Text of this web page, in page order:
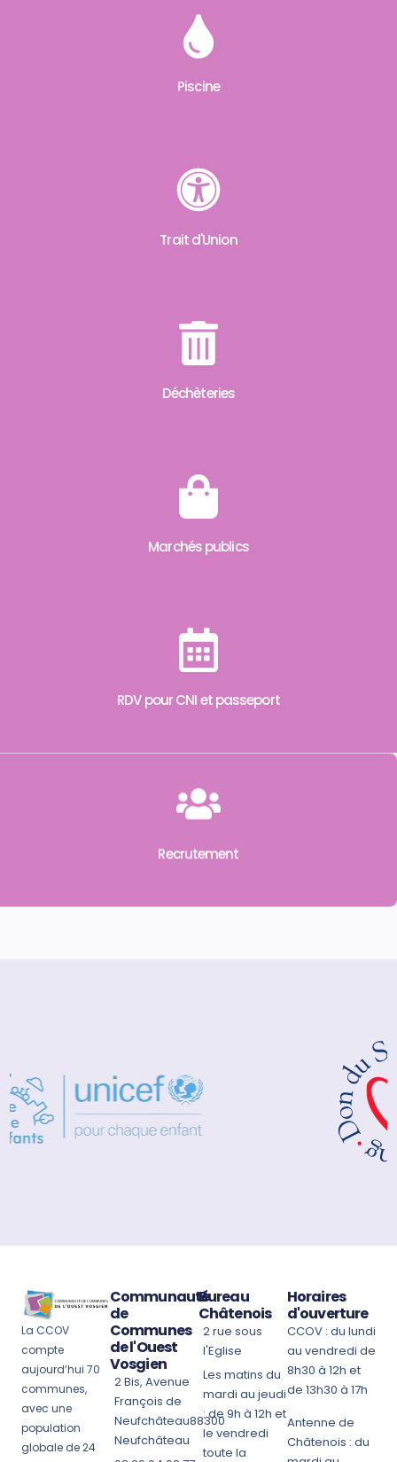
Piscine
Trait d'Union
Déchèteries
Marchés publics
RDV pour CNI et passeport
Recrutement
La CCOV
compte
aujourd’hui 70
communes,
avec une
population
globale de 24
Communauté
de
Communes
de l'Ouest
Vosgien
2 Bis, Avenue
François de
Neufchâteau88300
Neufchâteau
Bureau
Châtenois
2 rue sous
l'Eglise
Les matins du
mardi au jeudi
: de 9h à 12h et
le vendredi
toute la
Horaires
d'ouverture
CCOV : du lundi
au vendredi de
8h30 à 12h et
de 13h30 à 17h
Antenne de
Châtenois : du